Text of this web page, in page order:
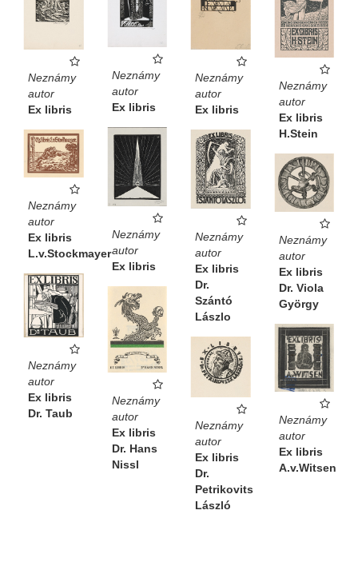
Neznámy
autor
Ex libris
Neznámy
autor
Ex libris
Neznámy
autor
Ex libris
Neznámy
autor
Ex libris
H.Stein
Neznámy
autor
Ex libris
Neznámy
autor
Ex libris
L.v.Stockmayer
Neznámy
autor
Ex libris
Dr.
Szántó
Lászlo
Neznámy
autor
Ex libris
Dr. Viola
György
Neznámy
autor
Ex libris
Dr. Taub
Neznámy
autor
Ex libris
Dr. Hans
Nissl
Neznámy
autor
Ex libris
A.v.Witsen
Neznámy
autor
Ex libris
Dr.
Petrikovits
László